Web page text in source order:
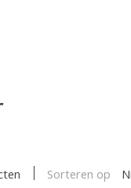
Sorteren op